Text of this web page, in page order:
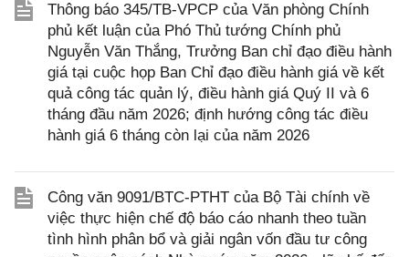
Thông báo 345/TB-VPCP của Văn phòng Chính
phủ kết luận của Phó Thủ tướng Chính phủ
Nguyễn Văn Thắng, Trưởng Ban chỉ đạo điều hành
giá tại cuộc họp Ban Chỉ đạo điều hành giá về kết
quả công tác quản lý, điều hành giá Quý II và 6
tháng đầu năm 2026; định hướng công tác điều
hành giá 6 tháng còn lại của năm 2026
Công văn 9091/BTC-PTHT của Bộ Tài chính về
việc thực hiện chế độ báo cáo nhanh theo tuần
tình hình phân bổ và giải ngân vốn đầu tư công